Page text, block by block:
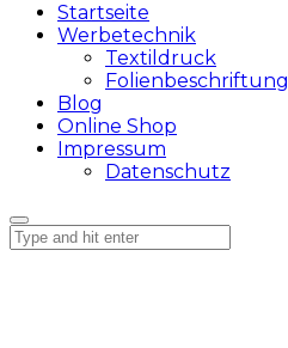
Startseite
Werbetechnik
Textildruck
Folienbeschriftung
Blog
Online Shop
Impressum
Datenschutz